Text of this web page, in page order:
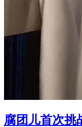
腐团儿首次挑